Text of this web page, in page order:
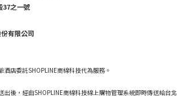
37之一號
有限公司
店委託SHOPLINE商線科技代為服務。
出後，經由SHOPLINE商線科技線上購物管理系統即時傳送給台北